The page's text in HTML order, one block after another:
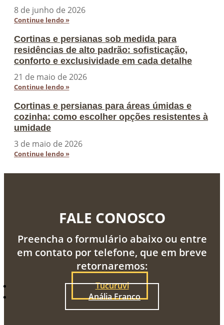
8 de junho de 2026
Continue lendo »
Cortinas e persianas sob medida para
residências de alto padrão: sofisticação,
conforto e exclusividade em cada detalhe
21 de maio de 2026
Continue lendo »
Cortinas e persianas para áreas úmidas e
cozinha: como escolher opções resistentes à
umidade
3 de maio de 2026
Continue lendo »
FALE CONOSCO
Preencha o formulário abaixo ou entre
em contato por telefone, que em breve
retornaremos:
Tucuruvi
Anália Franco